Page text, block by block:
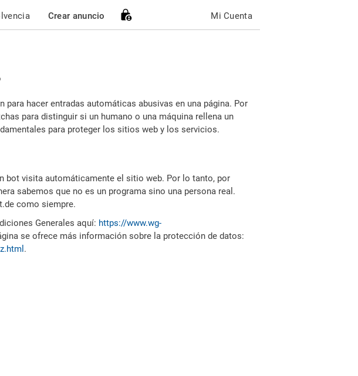
Crear anuncio Mi Cuenta
para hacer entradas automáticas abusivas en una página. Por
para distinguir si un humano o una máquina rellena un
para proteger los sitios web y los servicios.
bot visita automáticamente el sitio web. Por lo tanto, por
sabemos que no es un programa sino una persona real.
como siempre.
Generales aquí: https://www.wg-
se ofrece más información sobre la protección de datos:
.